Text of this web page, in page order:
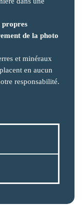
propres
de la photo
et minéraux
en aucun
responsabilité.